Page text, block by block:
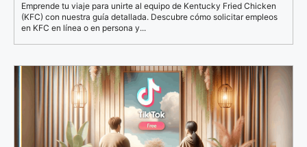
Emprende tu viaje para unirte al equipo de Kentucky Fried Chicken
(KFC) con nuestra guía detallada. Descubre cómo solicitar empleos
en KFC en línea o en persona y...